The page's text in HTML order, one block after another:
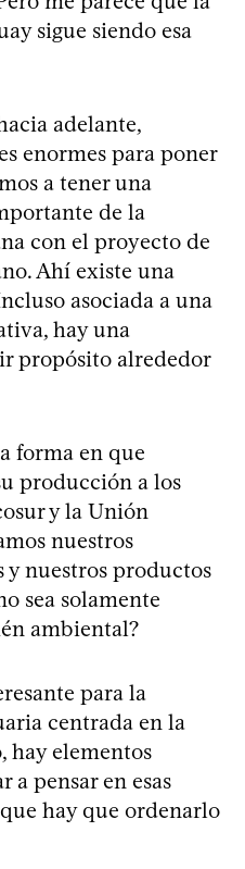
sigue siendo esa
adelante,
enormes para poner
a tener una
de la
con el proyecto de
Ahí existe una
asociada a una
hay una
propósito alrededor
forma en que
producción a los
y la Unión
nuestros
y nuestros productos
sea solamente
ambiental?
para la
centrada en la
hay elementos
a pensar en esas
hay que ordenarlo